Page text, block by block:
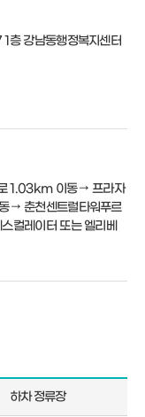
층 강남동행정복지센터
1.03km 이동 → 프라자
→ 춘천센트럴타워푸르
컬레이터 또는 엘리베
하차 정류장